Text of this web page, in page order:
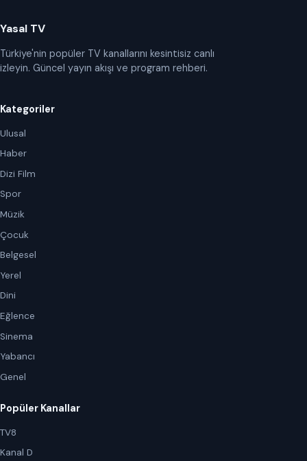
Yasal TV
Türkiye'nin popüler TV kanallarını kesintisiz canlı
izleyin. Güncel yayın akışı ve program rehberi.
Kategoriler
Ulusal
Haber
Dizi Film
Spor
Müzik
Çocuk
Belgesel
Yerel
Dini
Eğlence
Sinema
Yabancı
Genel
Popüler Kanallar
TV8
Kanal D